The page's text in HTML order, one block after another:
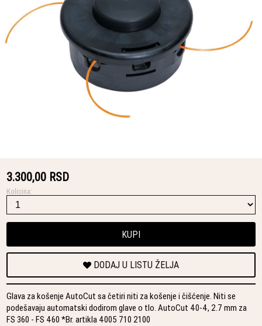
3.300,00 RSD
Kolicina:
KUPI
DODAJ U LISTU ŽELJA
Glava za košenje AutoCut sa četiri niti za košenje i čišćenje. Niti se
podešavaju automatski dodirom glave o tlo. AutoCut 40-4, 2.7 mm za
FS 360 - FS 460 *Br. artikla 4005 710 2100